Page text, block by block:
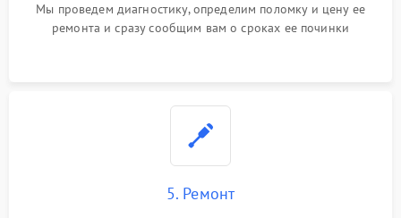
Мы проведем диагностику, определим поломку и цену ее
ремонта и сразу сообщим вам о сроках ее починки
5. Ремонт